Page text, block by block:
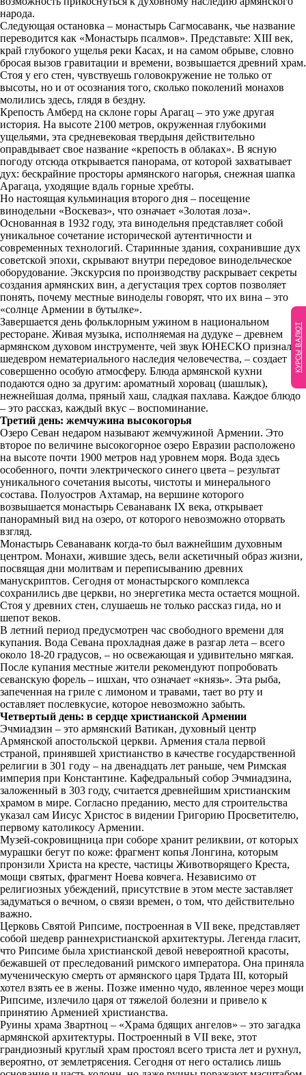
народа.
Следующая остановка – монастырь Сагмосаванк, чье название
переводится как «Монастырь псалмов». Представьте: XIII век,
край глубокого ущелья реки Касах, и на самом обрыве, словно
бросая вызов гравитации и времени, возвышается древний храм.
Стоя у его стен, чувствуешь головокружение не только от
высоты, но и от осознания того, сколько поколений монахов
молились здесь, глядя в бездну.
Крепость Амберд на склоне горы Арагац – это уже другая
история. На высоте 2100 метров, окруженная глубокими
ущельями, эта средневековая твердыня действительно
оправдывает свое название «крепость в облаках». В ясную
погоду отсюда открывается панорама, от которой захватывает
дух: бескрайние просторы армянского нагорья, снежная шапка
Арагаца, уходящие вдаль горные хребты.
Но настоящая кульминация второго дня – посещение
винодельни «Воскеваз», что означает «Золотая лоза».
Основанная в 1932 году, эта винодельня представляет собой
уникальное сочетание исторической аутентичности и
современных технологий. Старинные здания, сохранившие дух
советской эпохи, скрывают внутри передовое винодельческое
оборудование. Экскурсия по производству раскрывает секреты
создания армянских вин, а дегустация трех сортов позволяет
понять, почему местные виноделы говорят, что их вина – это
«солнце Армении в бутылке».
Завершается день фольклорным ужином в национальном
ресторане. Живая музыка, исполняемая на дудуке – древнем
армянском духовом инструменте, чей звук ЮНЕСКО признало
шедевром нематериального наследия человечества, – создает
совершенно особую атмосферу. Блюда армянской кухни
подаются одно за другим: ароматный хоровац (шашлык),
нежнейшая долма, пряный хаш, сладкая пахлава. Каждое блюдо
– это рассказ, каждый вкус – воспоминание.
Третий день: жемчужина высокогорья
Озеро Севан недаром называют жемчужиной Армении. Это
второе по величине высокогорное озеро Евразии расположено
на высоте почти 1900 метров над уровнем моря. Вода здесь
особенного, почти электрического синего цвета – результат
уникального сочетания высоты, чистоты и минерального
состава. Полуостров Ахтамар, на вершине которого
возвышается монастырь Севанаванк IX века, открывает
панорамный вид на озеро, от которого невозможно оторвать
взгляд.
Монастырь Севанаванк когда-то был важнейшим духовным
центром. Монахи, жившие здесь, вели аскетичный образ жизни,
посвящая дни молитвам и переписыванию древних
манускриптов. Сегодня от монастырского комплекса
сохранились две церкви, но энергетика места остается мощной.
Стоя у древних стен, слушаешь не только рассказ гида, но и
шепот веков.
В летний период предусмотрен час свободного времени для
купания. Вода Севана прохладная даже в разгар лета – всего
около 18-20 градусов, – но освежающая и удивительно мягкая.
После купания местные жители рекомендуют попробовать
севанскую форель – ишхан, что означает «князь». Эта рыба,
запеченная на гриле с лимоном и травами, тает во рту и
оставляет послевкусие, которое невозможно забыть.
Четвертый день: в сердце христианской Армении
Эчмиадзин – это армянский Ватикан, духовный центр
Армянской апостольской церкви. Армения стала первой
страной, принявшей христианство в качестве государственной
религии в 301 году – на двенадцать лет раньше, чем Римская
империя при Константине. Кафедральный собор Эчмиадзина,
заложенный в 303 году, считается древнейшим христианским
храмом в мире. Согласно преданию, место для строительства
указал сам Иисус Христос в видении Григорию Просветителю,
первому католикосу Армении.
Музей-сокровищница при соборе хранит реликвии, от которых
мурашки бегут по коже: фрагмент копья Лонгина, которым
пронзили Христа на кресте, частицы Животворящего Креста,
мощи святых, фрагмент Ноева ковчега. Независимо от
религиозных убеждений, присутствие в этом месте заставляет
задуматься о вечном, о связи времен, о том, что действительно
важно.
Церковь Святой Рипсиме, построенная в VII веке, представляет
собой шедевр раннехристианской архитектуры. Легенда гласит,
что Рипсиме была христианской девой невероятной красоты,
бежавшей от преследований римского императора. Она приняла
мученическую смерть от армянского царя Трдата III, который
хотел взять ее в жены. Позже именно чудо, явленное через мощи
Рипсиме, излечило царя от тяжелой болезни и привело к
принятию Арменией христианства.
Руины храма Звартноц – «Храма бдящих ангелов» – это загадка
армянской архитектуры. Построенный в VII веке, этот
грандиозный круглый храм простоял всего триста лет и рухнул,
вероятно, от землетрясения. Сегодня от него остались лишь
КУРСЫ ВАЛЮТ